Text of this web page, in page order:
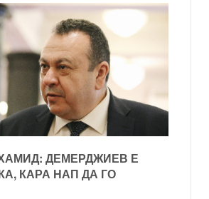
ДЕМЕРДЖИЕВ Е
КАРА НАП ДА ГО